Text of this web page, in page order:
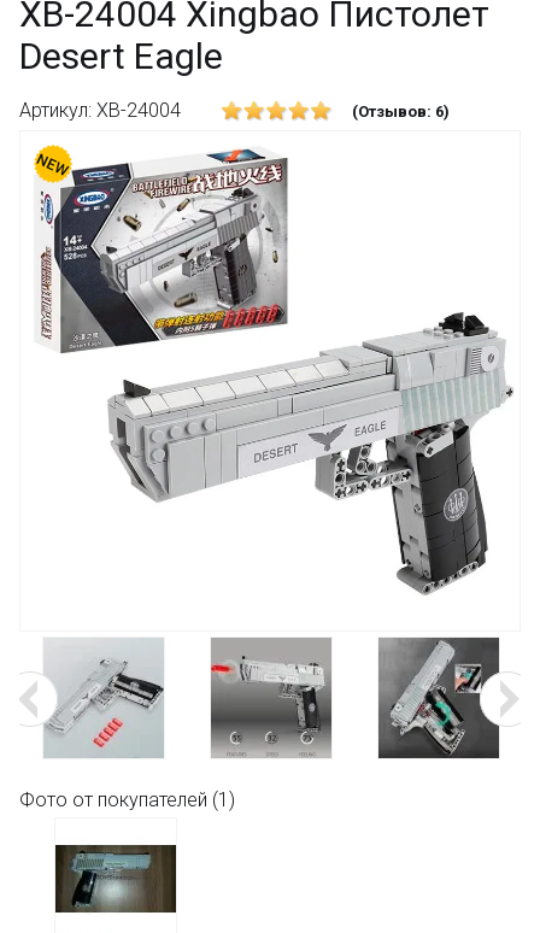
XB-24004 Xingbao Пистолет
Desert Eagle
Артикул: XB-24004 (Отзывов: 6)
Фото от покупателей (1)